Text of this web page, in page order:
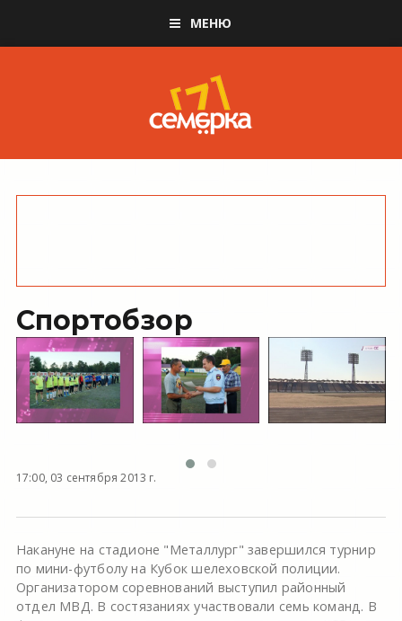
МЕНЮ
Спортобзор
17:00, 03 сентября 2013 г.
Накануне на стадионе "Металлург" завершился турнир
по мини-футболу на Кубок шелеховской полиции.
Организатором соревнований выступил районный
отдел МВД. В состязаниях участвовали семь команд. В